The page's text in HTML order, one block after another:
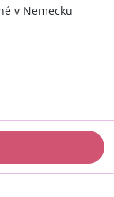
v Nemecku